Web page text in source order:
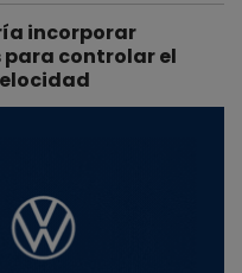
incorporar
controlar el